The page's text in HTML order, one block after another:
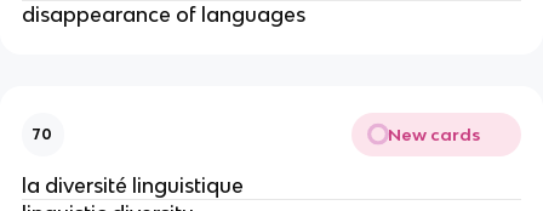
disappearance of languages
70 New cards
la diversité linguistique